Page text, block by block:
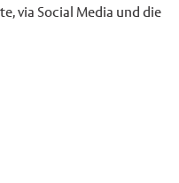
via Social Media und die